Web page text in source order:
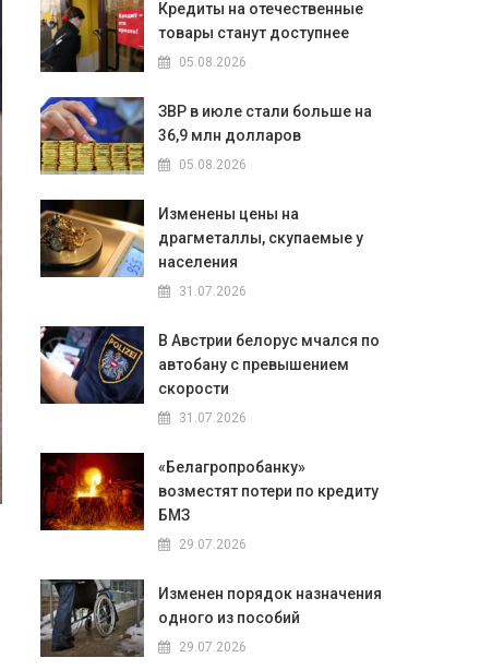
Кредиты на отечественные
товары станут доступнее
05.08.2026
ЗВР в июле стали больше на
36,9 млн долларов
05.08.2026
Изменены цены на
драгметаллы, скупаемые у
населения
31.07.2026
В Австрии белорус мчался по
автобану с превышением
скорости
31.07.2026
«Белагропробанку»
возместят потери по кредиту
БМЗ
29.07.2026
Изменен порядок назначения
одного из пособий
29.07.2026